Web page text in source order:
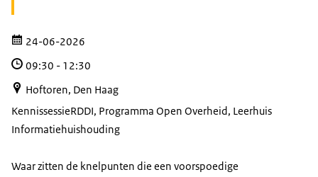
24-06-2026
09:30 - 12:30
Hoftoren, Den Haag
KennissessieRDDI, Programma Open Overheid, Leerhuis
Informatiehuishouding
Waar zitten de knelpunten die een voorspoedige